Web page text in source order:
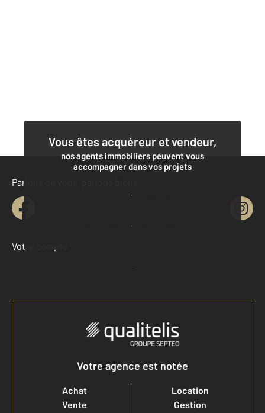
Vous êtes acquéreur et vendeur,
nos agents immobiliers peuvent vous
accompagner dans vos projets
Contacter l'agence
Demander une estimation
Parlons de vous, parlons biens
Votre compte :
Accéder à mon compte
Votre agence est notée
Achat
Vente
Location
Gestion